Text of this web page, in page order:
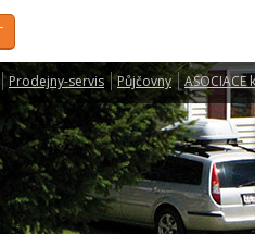
Prodejny-servis Půjčovny ASOCIACE